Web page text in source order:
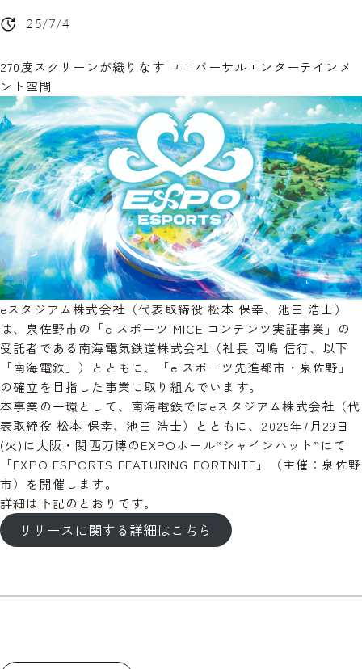
25/7/4
270度スクリーンが織りなす ユニバーサルエンターテインメ
ント空間
eスタジアム株式会社（代表取締役 松本 保幸、池田 浩士）
は、泉佐野市の「e スポーツ MICE コンテンツ実証事業」の
受託者である南海電気鉄道株式会社（社長 岡嶋 信行、以下
「南海電鉄」）とともに、「e スポーツ先進都市・泉佐野」
の確立を目指した事業に取り組んでいます。
本事業の一環として、南海電鉄ではeスタジアム株式会社（代
表取締役 松本 保幸、池田 浩士）とともに、2025年7月29日
(火)に大阪・関西万博のEXPOホール“シャインハット”にて
「EXPO ESPORTS FEATURING FORTNITE 」（主催：泉佐野
市）を開催します。
詳細は下記のとおりです。
リリースに関する詳細はこちら